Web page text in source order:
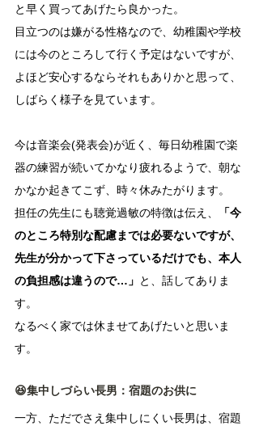
と早く買ってあげたら良かった。
目立つのは嫌がる性格なので、幼稚園や学校
には今のところして行く予定はないですが、
よほど安心するならそれもありかと思って、
しばらく様子を見ています。
今は音楽会(発表会)が近く、毎日幼稚園で楽
器の練習が続いてかなり疲れるようで、朝な
かなか起きてこず、時々休みたがります。
担任の先生にも聴覚過敏の特徴は伝え、
「今
のところ特別な配慮までは必要ないですが、
先生が分かって下さっているだけでも、本人
の負担感は違うので…」 と、話してありま
す。
なるべく家では休ませてあげたいと思いま
す。
😆集中しづらい長男：宿題のお供に
一方、ただでさえ集中しにくい長男は、宿題